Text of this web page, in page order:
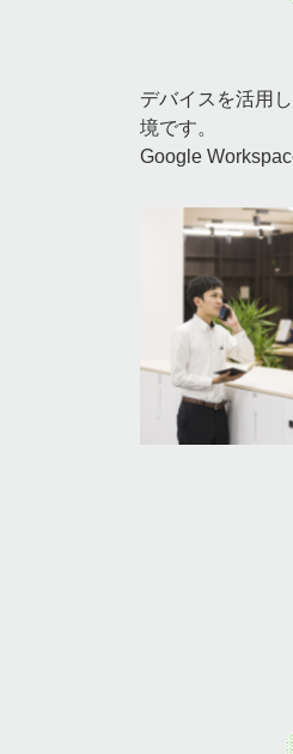
デバイスを活用
境です。
Google